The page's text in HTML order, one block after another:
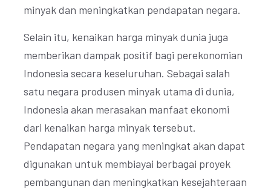
minyak dan meningkatkan pendapatan negara.
Selain itu, kenaikan harga minyak dunia juga
memberikan dampak positif bagi perekonomian
Indonesia secara keseluruhan. Sebagai salah
satu negara produsen minyak utama di dunia,
Indonesia akan merasakan manfaat ekonomi
dari kenaikan harga minyak tersebut.
Pendapatan negara yang meningkat akan dapat
digunakan untuk membiayai berbagai proyek
pembangunan dan meningkatkan kesejahteraan